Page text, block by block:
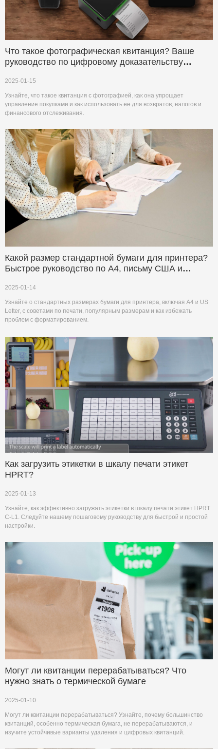
Что такое фотографическая квитанция? Ваше
руководство по цифровому доказательству
2025-01-15
Узнайте, что такое квитанция с фотографией, как она упрощает
управление покупками и как использовать ее для возвратов, налогов и
финансового отслеживания.
Какой размер стандартной бумаги для принтера?
Быстрое руководство по A4, письму США и
2025-01-14
Узнайте о стандартных размерах бумаги для принтера, включая A4 и US
Letter, с советами по печати, популярным размерам и как избежать
проблем с форматированием.
Как загрузить этикетки в шкалу печати этикет
HPRT?
2025-01-13
Узнайте, как эффективно загружать этикетки в шкалу печати этикет HPRT
C-L1. Следуйте нашему пошаговому руководству для быстрой и простой
настройки.
Могут ли квитанции перерабатываться? Что
нужно знать о термической бумаге
2025-01-10
Могут ли квитанции перерабатываться? Узнайте, почему большинство
квитанций, особенно термическая бумага, не перерабатываются, и
изучите устойчивые варианты удаления и цифровых квитанций.